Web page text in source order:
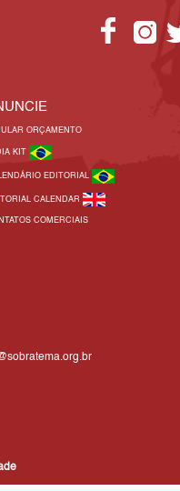
ORÇAMENTO
KIT
EDITORIAL
CALENDAR
COMERCIAIS